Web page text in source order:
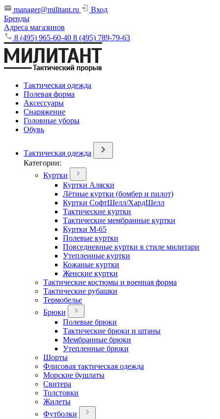
manager@militant.ru
Вход
Бренды
Адреса магазинов
8 (495) 965-60-40 8 (495) 789-79-63
Тактическая одежда
Полевая форма
Аксессуары
Снаряжение
Головные уборы
Обувь
Тактическая одежда
Категории:
Куртки
Куртки Аляски
Лётные куртки (бомбер и пилот)
Куртки СофтШелл/ХардШелл
Тактические куртки
Тактические мембранные куртки
Куртки М-65
Полевые куртки
Повседневные куртки в стиле милитари
Утепленные куртки
Кожаные куртки
Женские куртки
Тактические костюмы и военная форма
Тактические рубашки
Термобелье
Брюки
Полевые брюки
Тактические брюки и штаны
Мембранные брюки
Утепленные брюки
Шорты
Флисовая тактическая одежда
Морские бушлаты
Свитера
Толстовки
Жилеты
Футболки